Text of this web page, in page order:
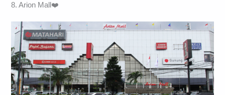
8. Arion Mall❤️